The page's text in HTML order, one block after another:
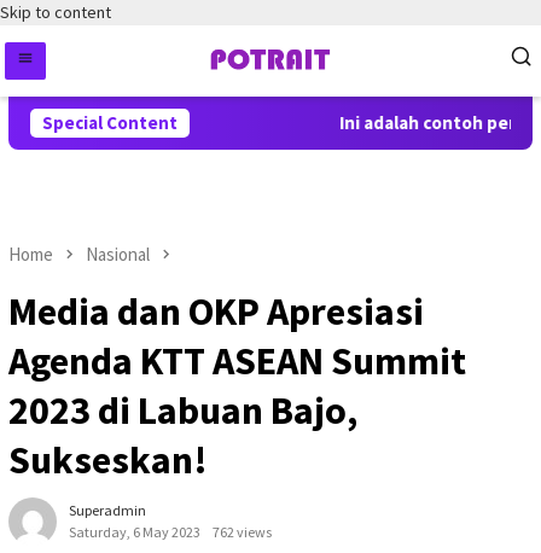
Skip to content
Special Content Ini adalah contoh
Home Nasional
Media dan OKP Apresiasi
Agenda KTT ASEAN Summit
2023 di Labuan Bajo,
Sukseskan!
Superadmin
Saturday, 6 May 2023
762 views